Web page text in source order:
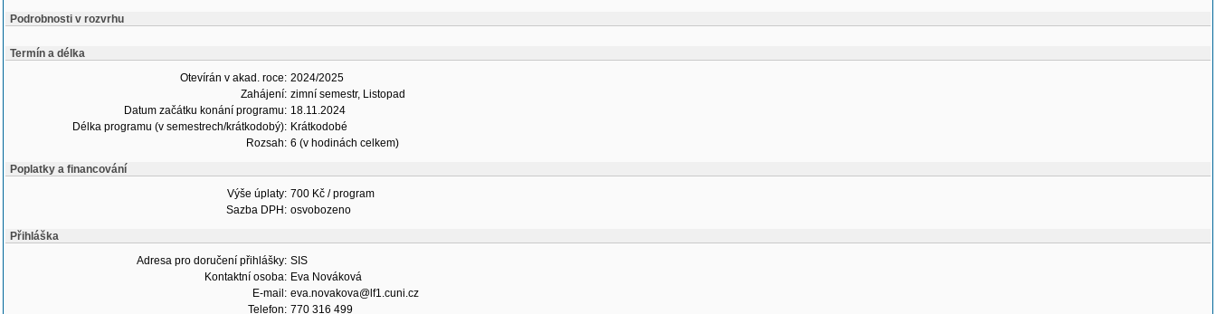
Podrobnosti v rozvrhu
Termín a délka
Otevírán v akad. roce: 2024/2025
Zahájení: zimní semestr, Listopad
Datum začátku konání programu: 18.11.2024
Délka programu (v semestrech/krátkodobý): Krátkodobé
Rozsah: 6 (v hodinách celkem)
Poplatky a financování
Výše úplaty: 700 Kč / program
Sazba DPH: osvobozeno
Přihláška
Adresa pro doručení přihlášky: SIS
Kontaktní osoba: Eva Nováková
E-mail: eva.novakova@lf1.cuni.cz
Telefon: 770 316 499